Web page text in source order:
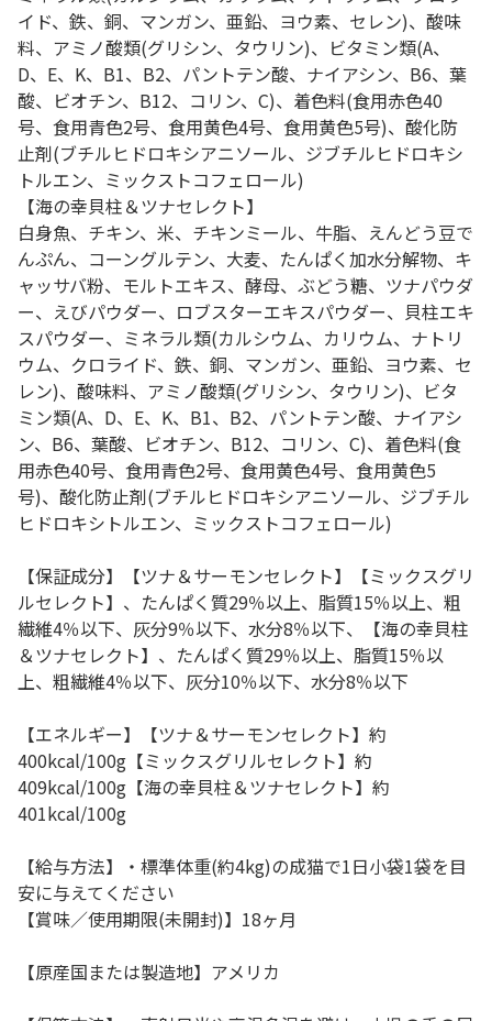
イド、鉄、銅、マンガン、亜鉛、ヨウ素、セレン)、酸味
料、アミノ酸類(グリシン、タウリン)、ビタミン類(A、
D、E、K、B1、B2、パントテン酸、ナイアシン、B6、葉
酸、ビオチン、B12、コリン、C)、着色料(食用赤色40
号、食用青色2号、食用黄色4号、食用黄色5号)、酸化防
止剤(ブチルヒドロキシアニソール、ジブチルヒドロキシ
トルエン、ミックストコフェロール)
【海の幸貝柱＆ツナセレクト】
白身魚、チキン、米、チキンミール、牛脂、えんどう豆で
んぷん、コーングルテン、大麦、たんぱく加水分解物、キ
ャッサバ粉、モルトエキス、酵母、ぶどう糖、ツナパウダ
ー、えびパウダー、ロブスターエキスパウダー、貝柱エキ
スパウダー、ミネラル類(カルシウム、カリウム、ナトリ
ウム、クロライド、鉄、銅、マンガン、亜鉛、ヨウ素、セ
レン)、酸味料、アミノ酸類(グリシン、タウリン)、ビタ
ミン類(A、D、E、K、B1、B2、パントテン酸、ナイアシ
ン、B6、葉酸、ビオチン、B12、コリン、C)、着色料(食
用赤色40号、食用青色2号、食用黄色4号、食用黄色5
号)、酸化防止剤(ブチルヒドロキシアニソール、ジブチル
ヒドロキシトルエン、ミックストコフェロール)
【保証成分】【ツナ＆サーモンセレクト】【ミックスグリ
ルセレクト】、たんぱく質29％以上、脂質15％以上、粗
繊維4％以下、灰分9％以下、水分8％以下、【海の幸貝柱
＆ツナセレクト】、たんぱく質29％以上、脂質15％以
上、粗繊維4％以下、灰分10％以下、水分8％以下
【エネルギー】【ツナ＆サーモンセレクト】約
400kcal/100g【ミックスグリルセレクト】約
409kcal/100g【海の幸貝柱＆ツナセレクト】約
401kcal/100g
【給与方法】・標準体重(約4kg)の成猫で1日小袋1袋を目
安に与えてください
【賞味／使用期限(未開封)】18ヶ月
【原産国または製造地】アメリカ